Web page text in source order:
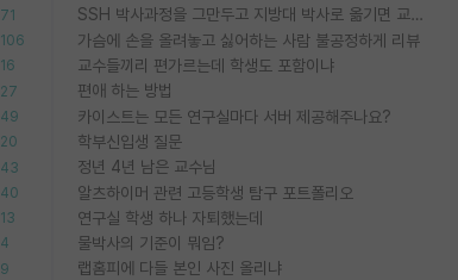
71
106
16
27
49
20
43
40
13
4
9
SSH 박사과정을 그만두고 지방대 박사로 옮기면 교수의 꿈은 끝일까요?
가슴에 손을 올려놓고 싫어하는 사람 불공정하게 리뷰
교수들끼리 편가르는데 학생도 포함이냐
편애 하는 방법
카이스트는 모든 연구실마다 서버 제공해주나요?
학부신입생 질문
정년 4년 남은 교수님
알츠하이머 관련 고등학생 탐구 포트폴리오
연구실 학생 하나 자퇴했는데
물박사의 기준이 뭐임?
랩홈피에 다들 본인 사진 올리냐